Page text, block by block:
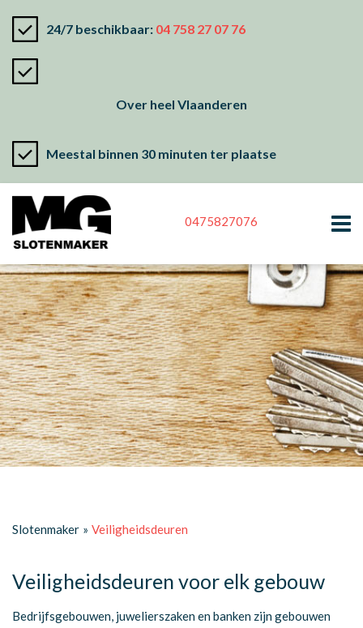
24/7 beschikbaar: 04 758 27 07 76
Over heel Vlaanderen
Meestal binnen 30 minuten ter plaatse
0475827076
Slotenmaker » Veiligheidsdeuren
Veiligheidsdeuren voor elk gebouw
Bedrijfsgebouwen, juwelierszaken en banken zijn gebouwen